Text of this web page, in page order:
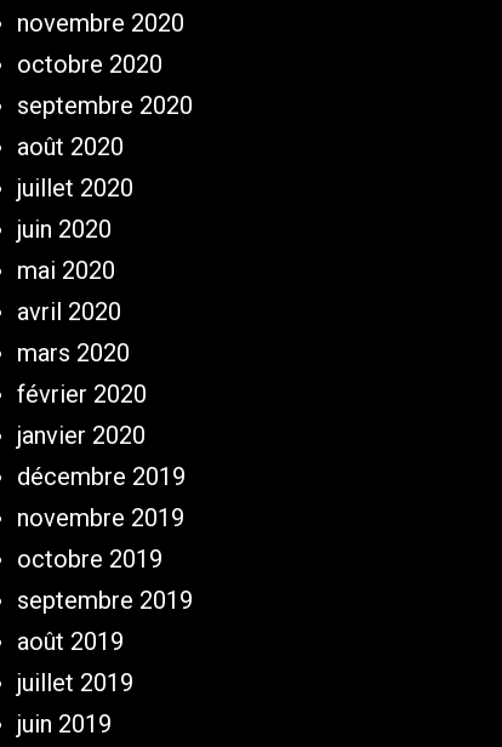
novembre 2020
octobre 2020
septembre 2020
août 2020
juillet 2020
juin 2020
mai 2020
avril 2020
mars 2020
février 2020
janvier 2020
décembre 2019
novembre 2019
octobre 2019
septembre 2019
août 2019
juillet 2019
juin 2019